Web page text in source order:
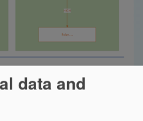
😎
data and